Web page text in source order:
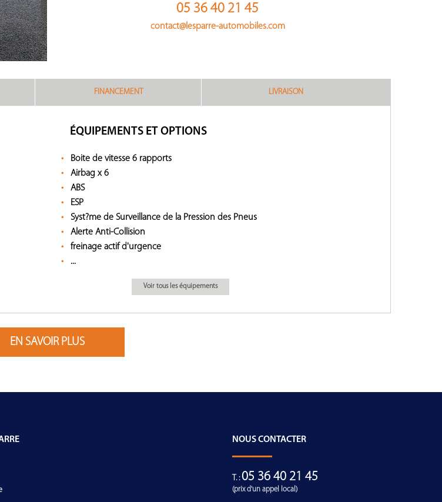
05 36 40 21 45
contact@lesparre-automobiles.com
FINANCEMENT LIVRAISON
ÉQUIPEMENTS ET OPTIONS
Boite de vitesse 6 rapports
Airbag x 6
ABS
ESP
Syst?me de Surveillance de la Pression des Pneus
Alerte Anti-Collision
freinage actif d'urgence
...
Voir tous les équipements
EN SAVOIR PLUS
NOUS CONTACTER
T. :05 36 40 21 45
(prix d'un appel local)